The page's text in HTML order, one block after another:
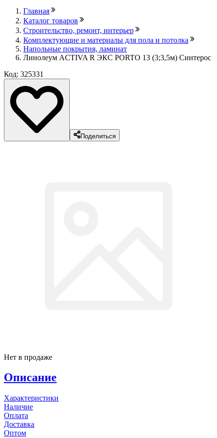
Главная
Каталог товаров
Строительство, ремонт, интерьер
Комплектующие и материалы для пола и потолка
Напольные покрытия, ламинат
Линолеум ACTIVA R ЭКС PORTO 13 (3;3,5м) Синтерос
Код: 325331
Поделиться
Нет в продаже
Описание
Характеристики
Наличие
Оплата
Доставка
Оптом